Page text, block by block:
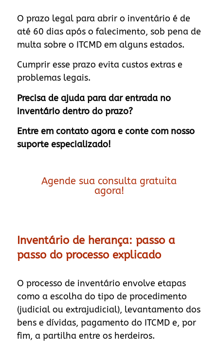
O prazo legal para abrir o inventário é de
até 60 dias após o falecimento, sob pena de
multa sobre o ITCMD em alguns estados.
Cumprir esse prazo evita custos extras e
problemas legais.
Precisa de ajuda para dar entrada no
inventário dentro do prazo?
Entre em contato agora e conte com nosso
suporte especializado!
Agende sua consulta gratuita
agora!
Inventário de herança: passo a
passo do processo explicado
O processo de inventário envolve etapas
como a escolha do tipo de procedimento
(judicial ou extrajudicial), levantamento dos
bens e dívidas, pagamento do ITCMD e, por
fim, a partilha entre os herdeiros.